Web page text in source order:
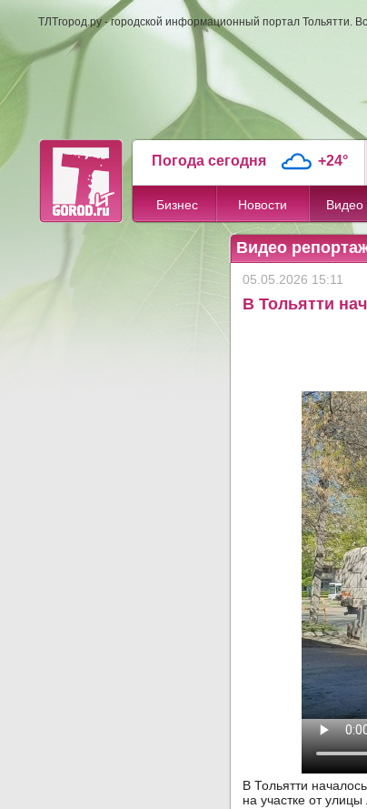
ТЛТгород.ру - городской информационный портал Тольятти.
Погода сегодня +24°
Бизнес Новости Видео
Видео
05.05.2026 15:11
В Тольятти
В Тольятти
на участке от